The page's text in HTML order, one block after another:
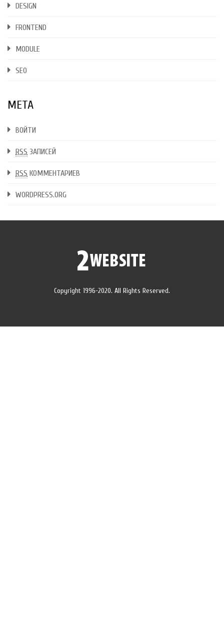
DESIGN
FRONTEND
MODULE
SEO
МЕТА
ВОЙТИ
RSS ЗАПИСЕЙ
RSS КОММЕНТАРИЕВ
WORDPRESS.ORG
Copyright 1996-2020. All Rights Reserved.